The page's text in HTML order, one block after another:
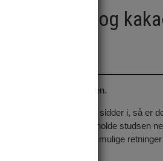
sukker og
fra mixerskålen.
af deres sæde hul de sidder i, så er
slidt at den ikke kan holde studsen
kommer ud i alle mulige